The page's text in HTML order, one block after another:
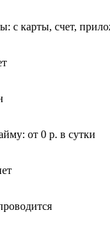
с карты, счет,
от 0 р. в сутки